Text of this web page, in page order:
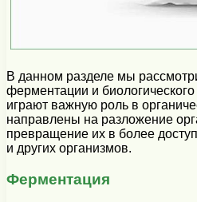
В данном разделе мы
ферментации и
играют важную роль в
направлены на разложение
превращение их в более
и других организмов.
Ферментация